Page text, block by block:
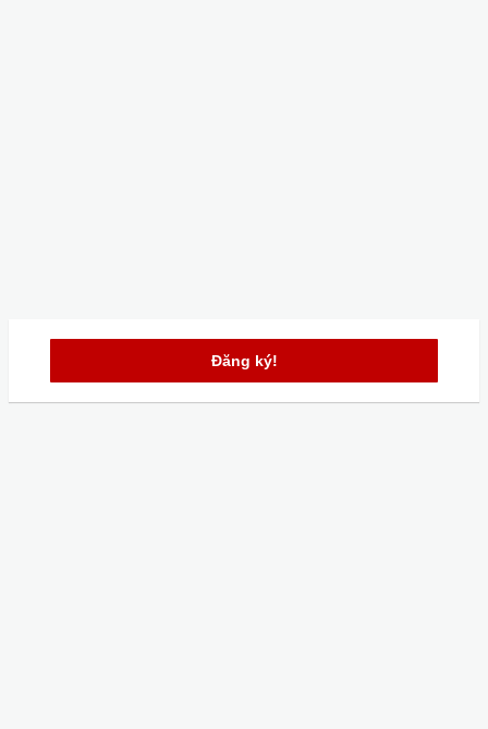
Đăng ký!